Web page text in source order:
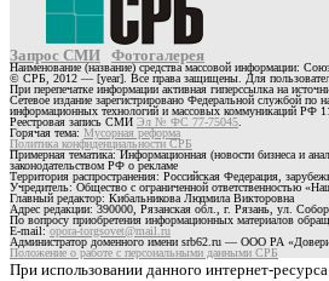
Запрос СМИ Фотогалерея
Наименование (название) средства массовой информации:
© СРБ, 2012 — [year]. Все права защищены. Для
При перепечатке информации активная гиперссылка на
Сетевое издание зарегистрировано Федеральной службой по
информационных технологий и массовых коммуникаций РФ
Реестровая запись СМИ Эл № ФС 77-75045
Горячая тема: Мусорная реформа
Политика конфиденциальности СРБ
Примерная тематика: Информационная (новости бизнеса и
законодательством РФ о рекламе
Территория распространения: Российская Федерация,
Учредитель: Общество с ограниченной ответственностью
Главный редактор: Кибальникова Людмила Викторовна
Адрес редакции: 390000, Рязанская обл., г. Рязань, ул.
По вопросу приобретения информационных материалов
E-mail:opora-torgsovet@mail.ru
Администратор доменного имени srb62.ru — ООО РА
Положение о работе с персональными данными СРБ
При использовании данного интернет-